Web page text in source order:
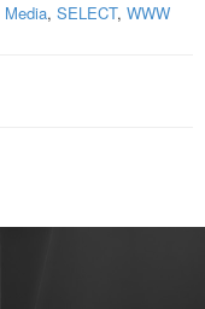
Media, SELECT, WWW